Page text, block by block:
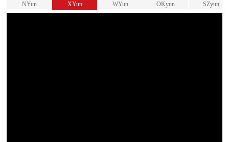
NYun
XYun
WYun
OKyun
SZyun